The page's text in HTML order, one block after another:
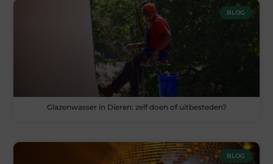
BLOG
Glazenwasser in Dieren: zelf doen of uitbesteden?
BLOG